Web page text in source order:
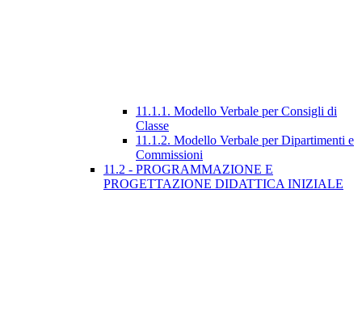
11.1.1. Modello Verbale per Consigli di
Classe
11.1.2. Modello Verbale per Dipartimenti e
Commissioni
11.2 - PROGRAMMAZIONE E
PROGETTAZIONE DIDATTICA INIZIALE